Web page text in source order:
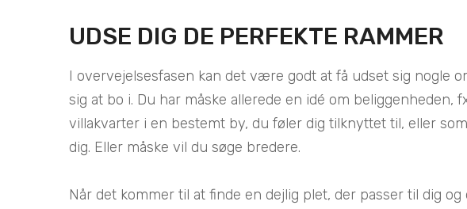
UDSE DIG DE PERFEKTE RAMMER
I overvejelsesfasen kan det være godt at få udset sig nogle
sig at bo i. Du har måske allerede en idé om beliggenheden,
villakvarter i en bestemt by, du føler dig tilknyttet til, eller
dig. Eller måske vil du søge bredere.
Når det kommer til at finde en dejlig plet, der passer til dig